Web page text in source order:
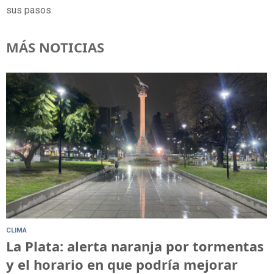
sus pasos.
MÁS NOTICIAS
CLIMA
La Plata: alerta naranja por tormentas
y el horario en que podría mejorar